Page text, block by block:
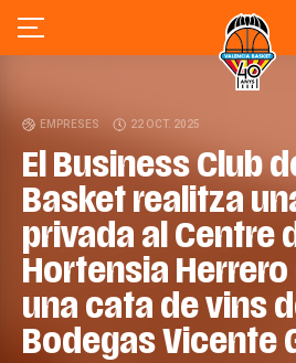
EMPRESES 22 OCT. 2025
El Business Club
Basket realitza
privada al Centre
Hortensia Herrero
una cata de vins
Bodegas Vicente